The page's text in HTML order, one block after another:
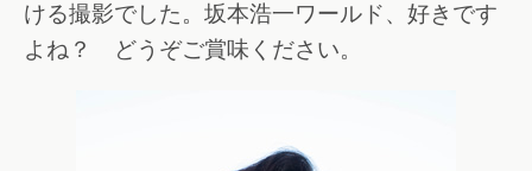
ける撮影でした。坂本浩一ワールド、好きです
よね？ どうぞご賞味ください。